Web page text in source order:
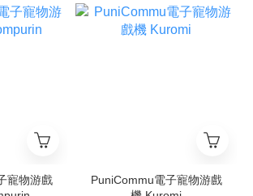
寵物游戲
PuniCommu電子寵物游戲